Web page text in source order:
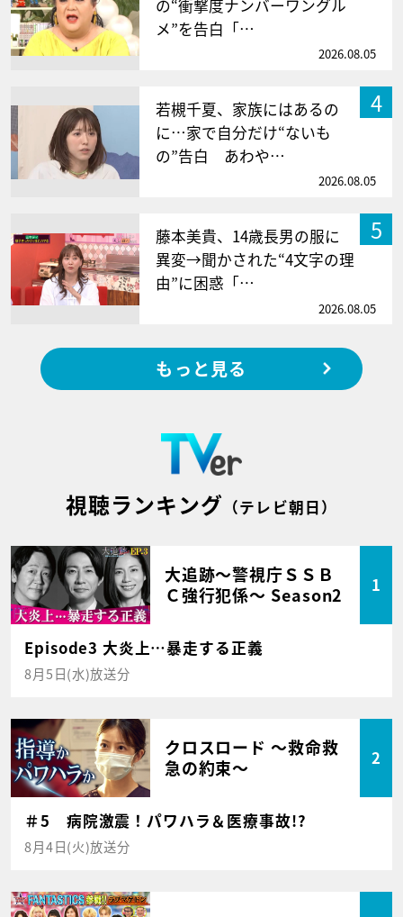
の“衝撃度ナンバーワングル
メ”を告白「…
2026.08.05
4
若槻千夏、家族にはあるの
に…家で自分だけ“ないも
の”告白 あわや…
2026.08.05
5
藤本美貴、14歳長男の服に
異変→聞かされた“4文字の理
由”に困惑「…
2026.08.05
もっと見る
視聴ランキング （テレビ朝日）
大追跡～警視庁ＳＳＢ
Ｃ強行犯係～ Season2
1
Episode3 大炎上…暴走する正義
8月5日(水)放送分
クロスロード ～救命救
急の約束～
2
＃5 病院激震！パワハラ＆医療事故!?
8月4日(火)放送分